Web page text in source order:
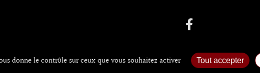
donne le contrôle sur ceux que vous souhaitez activer Tout accepter